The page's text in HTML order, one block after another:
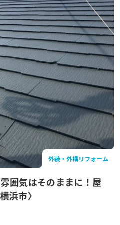
外装・外構リフォーム
囲気はそのままに！屋
浜市〉